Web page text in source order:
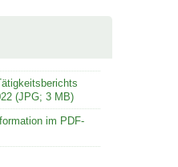
(JPG; 3 MB)
im PDF-